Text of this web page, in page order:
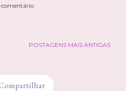
POSTAGENS MAIS ANTIGAS